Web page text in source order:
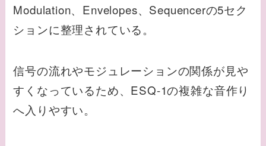
Modulation、Envelopes、Sequencerの5セク
ションに整理されている。
信号の流れやモジュレーションの関係が見や
すくなっているため、ESQ-1の複雑な音作り
へ入りやすい。